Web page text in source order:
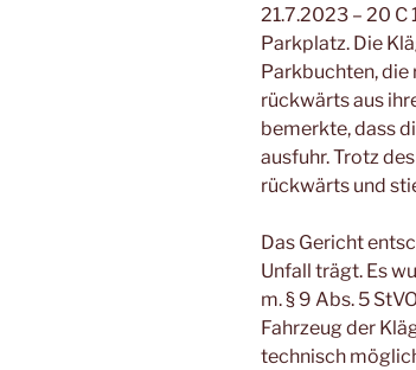
21.7.2023 – 20
Parkplatz. Die
Parkbuchten,
rückwärts aus
bemerkte, dass
ausfuhr. Trotz
rückwärts und
Das Gericht
Unfall trägt. Es
m. § 9 Abs. 5
Fahrzeug der
technisch